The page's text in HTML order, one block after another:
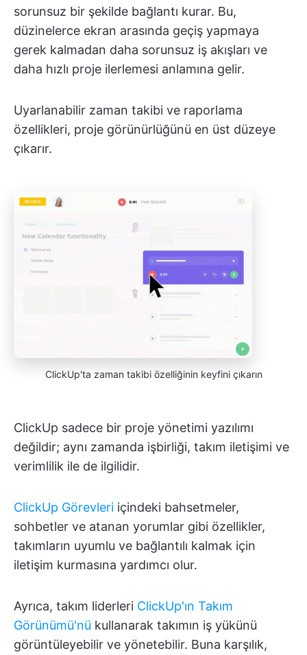
sorunsuz bir şekilde bağlantı kurar. Bu,
düzinelerce ekran arasında geçiş yapmaya
gerek kalmadan daha sorunsuz iş akışları ve
daha hızlı proje ilerlemesi anlamına gelir.
Uyarlanabilir zaman takibi ve raporlama
özellikleri, proje görünürlüğünü en üst düzeye
çıkarır.
ClickUp'ta zaman takibi özelliğinin keyfini çıkarın
ClickUp sadece bir proje yönetimi yazılımı
değildir; aynı zamanda işbirliği, takım iletişimi ve
verimlilik ile de ilgilidir.
ClickUp Görevleri içindeki bahsetmeler,
sohbetler ve atanan yorumlar gibi özellikler,
takımların uyumlu ve bağlantılı kalmak için
iletişim kurmasına yardımcı olur.
Ayrıca, takım liderleri ClickUp'ın Takım
Görünümü'nü kullanarak takımın iş yükünü
görüntüleyebilir ve yönetebilir. Buna karşılık,